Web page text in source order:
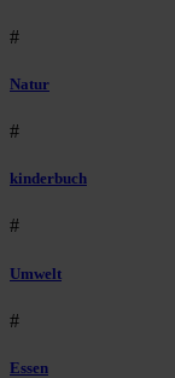
#
Natur
#
kinderbuch
#
Umwelt
#
Essen